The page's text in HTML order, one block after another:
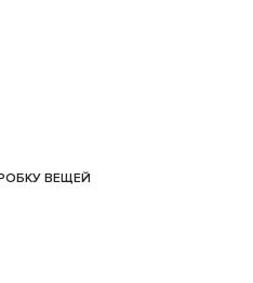
ВЕЩЕЙ